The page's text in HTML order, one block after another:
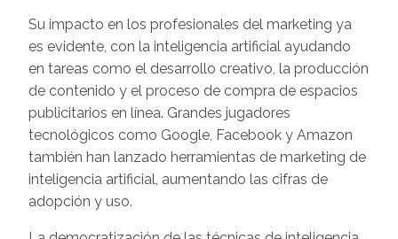
Su impacto en los profesionales del marketing ya
es evidente, con la inteligencia artificial ayudando
en tareas como el desarrollo creativo, la producción
de contenido y el proceso de compra de espacios
publicitarios en línea. Grandes jugadores
tecnológicos como Google, Facebook y Amazon
también han lanzado herramientas de marketing de
inteligencia artificial, aumentando las cifras de
adopción y uso.